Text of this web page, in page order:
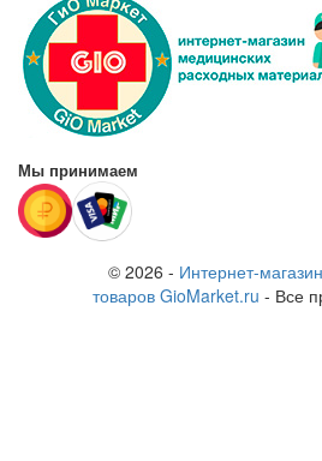
Мы принимаем
© 2026 - Интернет-
товаров GioMarket.ru - Все